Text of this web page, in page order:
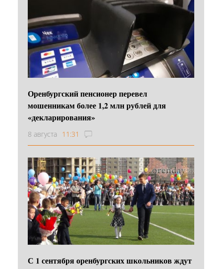
Оренбургский пенсионер перевел
мошенникам более 1,2 млн рублей для
«декларирования»
8 августа 11:31
С 1 сентября оренбургских школьников ждут